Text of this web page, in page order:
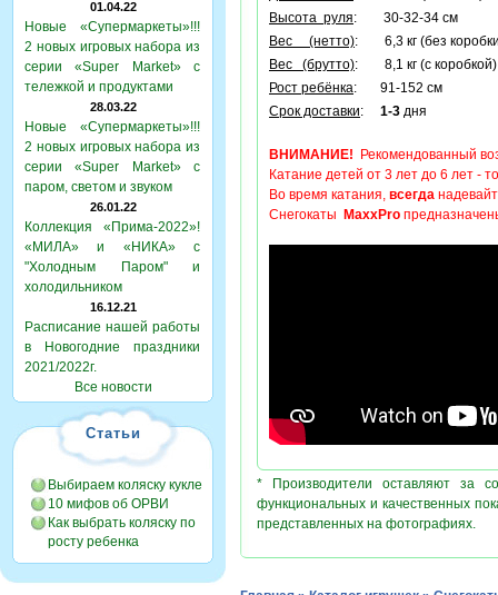
01.04.22
Новые «Супермаркеты»!!!
2 новых игровых набора из
серии «Super Market» с
тележкой и продуктами
28.03.22
Новые «Супермаркеты»!!!
2 новых игровых набора из
серии «Super Market» с
паром, светом и звуком
26.01.22
Коллекция «Прима-2022»!
«МИЛА» и «НИКА» с
"Холодным Паром" и
холодильником
16.12.21
Расписание нашей работы
в Новогодние праздники
2021/2022г.
Все новости
Статьи
Выбираем коляску кукле
10 мифов об ОРВИ
Как выбрать коляску по
росту ребенка
Высота руля: 30-32-34 см
Вес (нетто): 6,3 кг (без
Вес (брутто): 8,1 кг (с коробкой)
Рост ребёнка: 91-152 см
Срок доставки: 1-3 дня
ВНИМАНИЕ! Рекомендованный
Катание детей от 3 лет до 6 лет -
Во время катания, всегда
Снегокаты
MaxxPro
* Производители оставляют за
функциональных и качественных
представленных на фотографиях.